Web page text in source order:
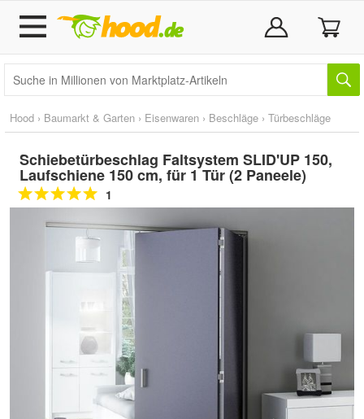
Hood › Baumarkt & Garten › Eisenwaren › Beschläge › Türbeschläge
Schiebetürbeschlag Faltsystem SLID'UP 150,
Laufschiene 150 cm, für 1 Tür (2 Paneele)
1